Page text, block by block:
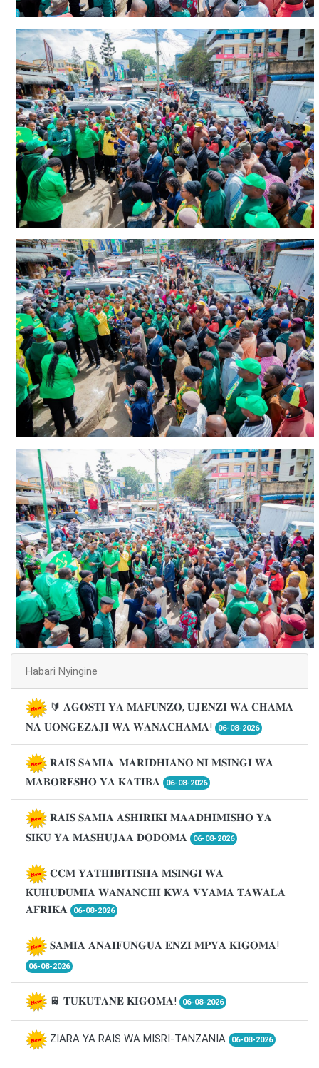
Habari Nyingine
🔰 𝐀𝐆𝐎𝐒𝐓𝐈 𝐘𝐀 𝐌𝐀𝐅𝐔𝐍𝐙𝐎, 𝐔𝐉𝐄𝐍𝐙𝐈 𝐖𝐀 𝐂𝐇𝐀𝐌𝐀
𝐍𝐀 𝐔𝐎𝐍𝐆𝐄𝐙𝐀𝐉𝐈 𝐖𝐀 𝐖𝐀𝐍𝐀𝐂𝐇𝐀𝐌𝐀!
06-08-2026
𝐑𝐀𝐈𝐒 𝐒𝐀𝐌𝐈𝐀: 𝐌𝐀𝐑𝐈𝐃𝐇𝐈𝐀𝐍𝐎 𝐍𝐈 𝐌𝐒𝐈𝐍𝐆𝐈 𝐖𝐀
𝐌𝐀𝐁𝐎𝐑𝐄𝐒𝐇𝐎 𝐘𝐀 𝐊𝐀𝐓𝐈𝐁𝐀
06-08-2026
𝐑𝐀𝐈𝐒 𝐒𝐀𝐌𝐈𝐀 𝐀𝐒𝐇𝐈𝐑𝐈𝐊𝐈 𝐌𝐀𝐀𝐃𝐇𝐈𝐌𝐈𝐒𝐇𝐎 𝐘𝐀
𝐒𝐈𝐊𝐔 𝐘𝐀 𝐌𝐀𝐒𝐇𝐔𝐉𝐀𝐀 𝐃𝐎𝐃𝐎𝐌𝐀
06-08-2026
𝐂𝐂𝐌 𝐘𝐀𝐓𝐇𝐈𝐁𝐈𝐓𝐈𝐒𝐇𝐀 𝐌𝐒𝐈𝐍𝐆𝐈 𝐖𝐀
𝐊𝐔𝐇𝐔𝐃𝐔𝐌𝐈𝐀 𝐖𝐀𝐍𝐀𝐍𝐂𝐇𝐈 𝐊𝐖𝐀 𝐕𝐘𝐀𝐌𝐀 𝐓𝐀𝐖𝐀𝐋𝐀
𝐀𝐅𝐑𝐈𝐊𝐀
06-08-2026
𝐒𝐀𝐌𝐈𝐀 𝐀𝐍𝐀𝐈𝐅𝐔𝐍𝐆𝐔𝐀 𝐄𝐍𝐙𝐈 𝐌𝐏𝐘𝐀 𝐊𝐈𝐆𝐎𝐌𝐀!
06-08-2026
🚆 𝐓𝐔𝐊𝐔𝐓𝐀𝐍𝐄 𝐊𝐈𝐆𝐎𝐌𝐀! 06-08-2026
ZIARA YA RAIS WA MISRI-TANZANIA 06-08-2026